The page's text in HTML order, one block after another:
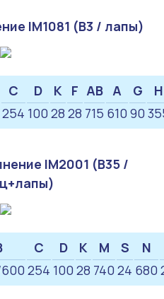
IM1081 (B3 / лапы)
C D K F AB A G
H
254 100 28 28 715 610 90
IM2001 (B35 /
C D K M S
N
254 100 28 740 24 680